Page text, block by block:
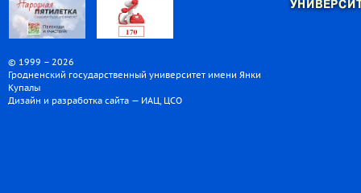
© 1999 – 2026
Гродненский государственный университет имени Янки
Купалы
Дизайн и разработка сайта — ИАЦ, ЦСО